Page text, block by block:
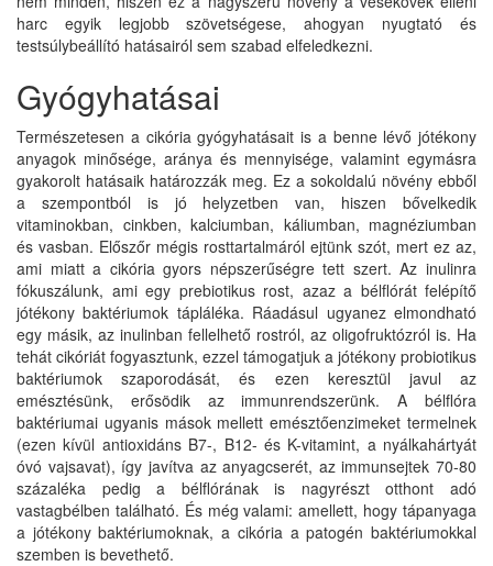
harc egyik legjobb szövetségese, ahogyan nyugtató és
testsúlybeállító hatásairól sem szabad elfeledkezni.
Gyógyhatásai
Természetesen a cikória gyógyhatásait is a benne lévő jótékony
anyagok minősége, aránya és mennyisége, valamint egymásra
gyakorolt hatásaik határozzák meg. Ez a sokoldalú növény ebből
a szempontból is jó helyzetben van, hiszen bővelkedik
vitaminokban, cinkben, kalciumban, káliumban, magnéziumban
és vasban. Előszőr mégis rosttartalmáról ejtünk szót, mert ez az,
ami miatt a cikória gyors népszerűségre tett szert. Az inulinra
fókuszálunk, ami egy prebiotikus rost, azaz a bélflórát felépítő
jótékony baktériumok tápláléka. Ráadásul ugyanez elmondható
egy másik, az inulinban fellelhető rostról, az oligofruktózról is. Ha
tehát cikóriát fogyasztunk, ezzel támogatjuk a jótékony probiotikus
baktériumok szaporodását, és ezen keresztül javul az
emésztésünk, erősödik az immunrendszerünk. A bélflóra
baktériumai ugyanis mások mellett emésztőenzimeket termelnek
(ezen kívül antioxidáns B7-, B12- és K-vitamint, a nyálkahártyát
óvó vajsavat), így javítva az anyagcserét, az immunsejtek 70-80
százaléka pedig a bélflórának is nagyrészt otthont adó
vastagbélben található. És még valami: amellett, hogy tápanyaga
a jótékony baktériumoknak, a cikória a patogén baktériumokkal
szemben is bevethető.